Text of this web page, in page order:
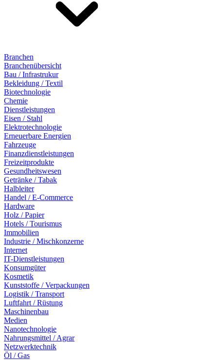
Branchen
Branchenübersicht
Bau / Infrastrukur
Bekleidung / Textil
Biotechnologie
Chemie
Dienstleistungen
Eisen / Stahl
Elektrotechnologie
Erneuerbare Energien
Fahrzeuge
Finanzdienstleistungen
Freizeitprodukte
Gesundheitswesen
Getränke / Tabak
Halbleiter
Handel / E-Commerce
Hardware
Holz / Papier
Hotels / Tourismus
Immobilien
Industrie / Mischkonzerne
Internet
IT-Dienstleistungen
Konsumgüter
Kosmetik
Kunststoffe / Verpackungen
Logistik / Transport
Luftfahrt / Rüstung
Maschinenbau
Medien
Nanotechnologie
Nahrungsmittel / Agrar
Netzwerktechnik
Öl / Gas